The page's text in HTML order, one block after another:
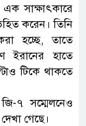
সাক্ষাৎকারে
করেন। তিনি
হচ্ছে, তাতে
ইরানের হাতে
টিকে থাকতে
জি-৭ সম্মেলনেও
গেছে।